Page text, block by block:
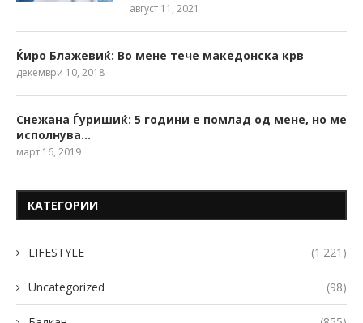
август 11, 2021
Ќиро Блажевиќ: Во мене тече македонска крв
декември 10, 2018
Снежана Ѓуришиќ: 5 години е помлад од мене, но ме
исполнува…
март 16, 2019
КАТЕГОРИИ
LIFESTYLE (1.221)
Uncategorized (98)